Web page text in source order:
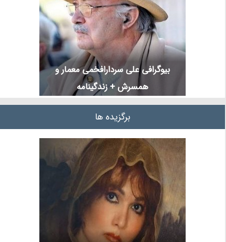
بیوگرافی علی سردارافخمی معمار و
همسرش + زندگینامه
برگزیده ها